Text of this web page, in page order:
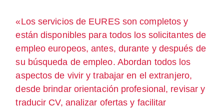
«Los servicios de EURES son completos y
están disponibles para todos los solicitantes de
empleo europeos, antes, durante y después de
su búsqueda de empleo. Abordan todos los
aspectos de vivir y trabajar en el extranjero,
desde brindar orientación profesional, revisar y
traducir CV, analizar ofertas y facilitar